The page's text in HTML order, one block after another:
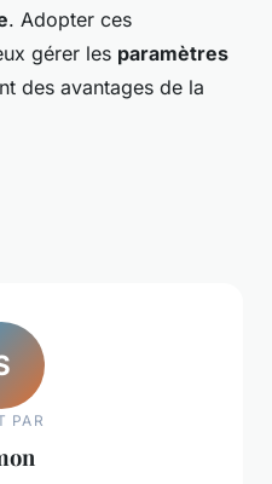
. Adopter ces
gérer les paramètres
des avantages de la
PAR